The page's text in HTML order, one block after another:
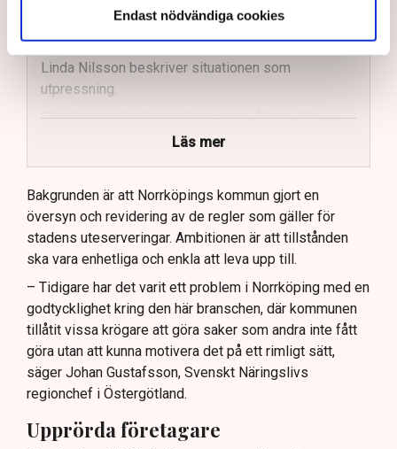
Endast nödvändiga cookies
Kommunen kräver att restaurangens markis med
stödben tas bort.
Linda Nilsson beskriver situationen som
utpressning.
Flera krögare kritiserar kommunen för otydlig
Kommunen vill skapa enhetliga regler för
uteserveringar.
Lindas Kula ställer in uteserveringen för
sommaren.
Läs mer
Bakgrunden är att Norrköpings kommun gjort en
översyn och revidering av de regler som gäller för
stadens uteserveringar. Ambitionen är att tillstånden
ska vara enhetliga och enkla att leva upp till.
– Tidigare har det varit ett problem i Norrköping med en
godtycklighet kring den här branschen, där kommunen
tillåtit vissa krögare att göra saker som andra inte fått
göra utan att kunna motivera det på ett rimligt sätt,
säger Johan Gustafsson, Svenskt Näringslivs
regionchef i Östergötland.
Upprörda företagare